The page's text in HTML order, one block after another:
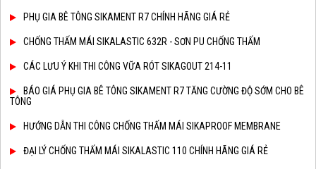
PHỤ GIA BÊ TÔNG SIKAMENT R7 CHÍNH HÃNG GIÁ RẺ
CHỐNG THẤM MÁI SIKALASTIC 632R - SƠN PU CHỐNG THẤM
CÁC LƯU Ý KHI THI CÔNG VỮA RÓT SIKAGOUT 214-11
BÁO GIÁ PHỤ GIA BÊ TÔNG SIKAMENT R7 TĂNG CƯỜNG ĐỘ SỚM CHO BÊ
TÔNG
HƯỚNG DẪN THI CÔNG CHỐNG THẤM MÁI SIKAPROOF MEMBRANE
ĐẠI LÝ CHỐNG THẤM MÁI SIKALASTIC 110 CHÍNH HÃNG GIÁ RẺ